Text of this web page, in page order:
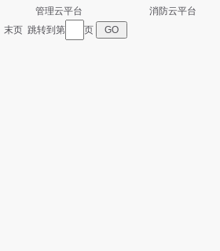
管理云平台
消防云平台
末页 跳转到第 页